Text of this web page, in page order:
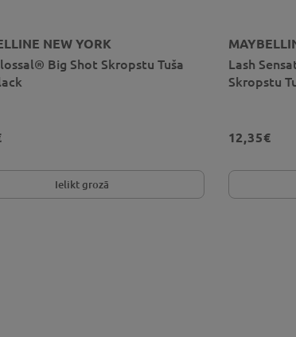
NEW YORK
Big Shot Skropstu Tuša
Ielikt grozā
Lash
Skropstu
12,35€